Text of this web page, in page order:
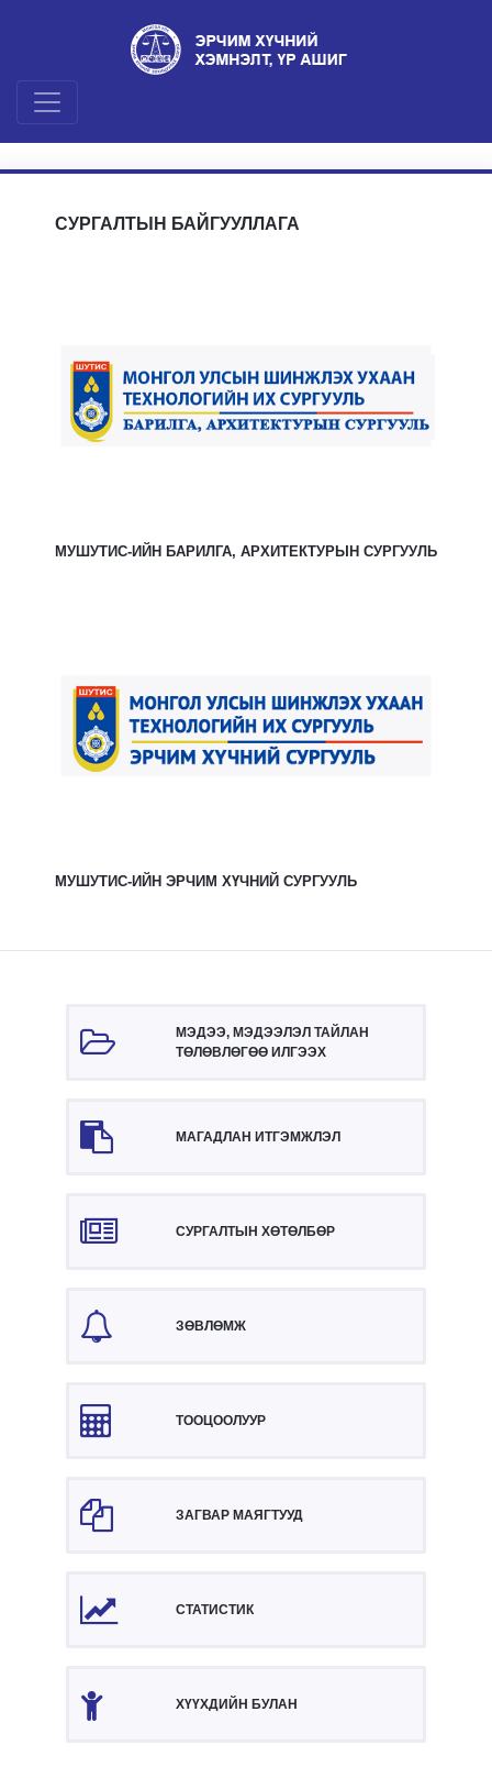
СУРГАЛТЫН БАЙГУУЛЛАГА
МУШУТИС-ИЙН БАРИЛГА, АРХИТЕКТУРЫН СУРГУУЛЬ
МУШУТИС-ИЙН ЭРЧИМ ХҮЧНИЙ СУРГУУЛЬ
МЭДЭЭ, МЭДЭЭЛЭЛ ТАЙЛАН
ТӨЛӨВЛӨГӨӨ ИЛГЭЭХ
МАГАДЛАН ИТГЭМЖЛЭЛ
СУРГАЛТЫН ХӨТӨЛБӨР
ЗӨВЛӨМЖ
ТООЦООЛУУР
ЗАГВАР МАЯГТУУД
СТАТИСТИК
ХҮҮХДИЙН БУЛАН